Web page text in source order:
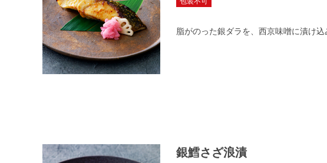
脂がのった銀ダラを、西京味噌に漬け
銀鱈さざ浪漬